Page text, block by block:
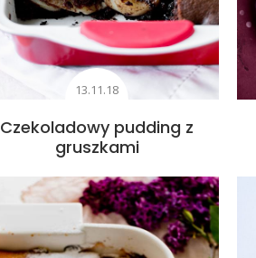
13.11.18
Czekoladowy pudding z
gruszkami